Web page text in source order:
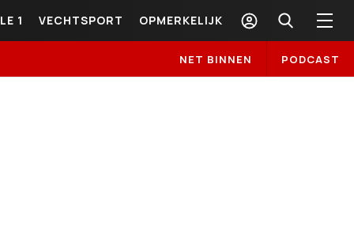
1 VECHTSPORT OPMERKELIJK
NET BINNEN PODCAST